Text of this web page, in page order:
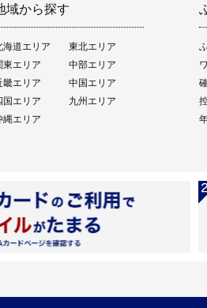
域から探す
海道エリア
東北エリア
東エリア
中部エリア
畿エリア
中国エリア
国エリア
九州エリア
縄エリア